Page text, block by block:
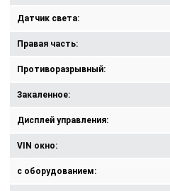
Датчик света:
Правая часть:
Противоразрывный:
Закаленное:
Дисплей управления:
VIN окно:
с оборудованием: